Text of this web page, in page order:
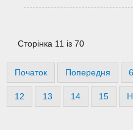
Сторінка 11 із 70
Початок Попередня 6
12 13 14 15